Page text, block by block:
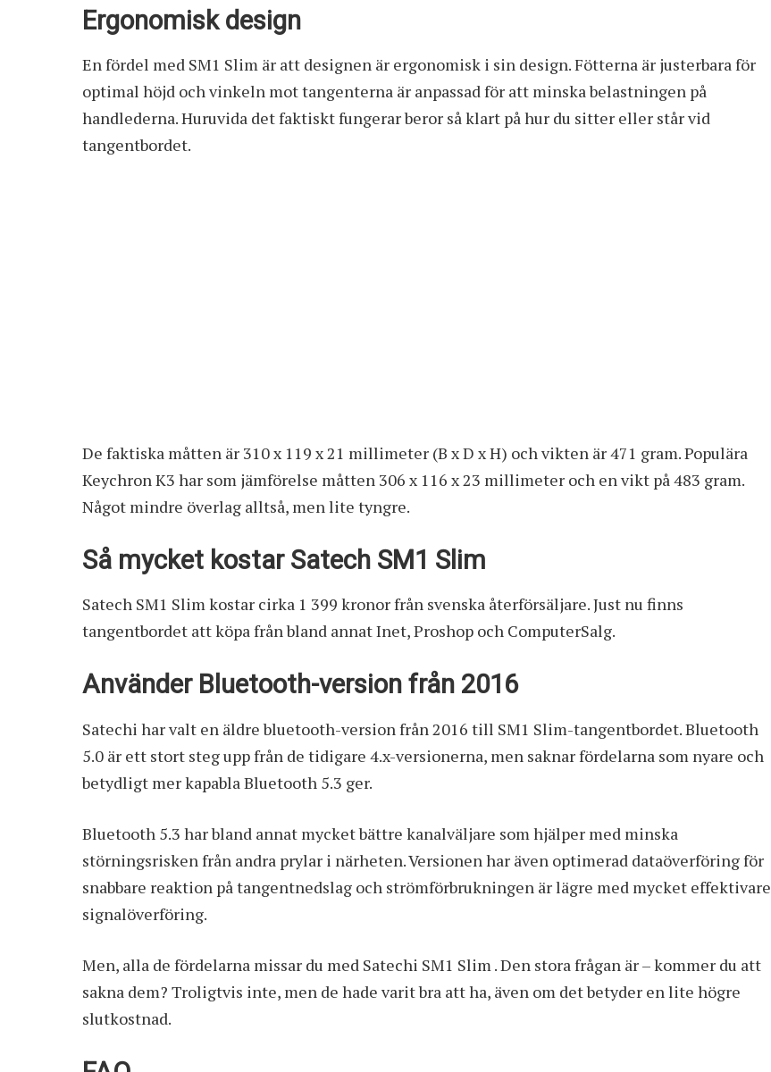
Ergonomisk design
En fördel med SM1 Slim är att designen är ergonomisk i sin design. Fötterna är justerbara för
optimal höjd och vinkeln mot tangenterna är anpassad för att minska belastningen på
handlederna. Huruvida det faktiskt fungerar beror så klart på hur du sitter eller står vid
tangentbordet.
De faktiska måtten är 310 x 119 x 21 millimeter (B x D x H) och vikten är 471 gram. Populära
Keychron K3 har som jämförelse måtten 306 x 116 x 23 millimeter och en vikt på 483 gram.
Något mindre överlag alltså, men lite tyngre.
Så mycket kostar Satech SM1 Slim
Satech SM1 Slim kostar cirka 1 399 kronorfrån svenska återförsäljare. Just nu finns
tangentbordet att köpa från bland annat Inet, Proshop och ComputerSalg.
Använder Bluetooth-version från 2016
Satechi har valt en äldre bluetooth-version från 2016 till SM1 Slim-tangentbordet. Bluetooth
5.0 är ett stort steg upp från de tidigare 4.x-versionerna, men saknar fördelarna som nyare och
betydligt mer kapabla Bluetooth 5.3 ger.
Bluetooth 5.3 har bland annat mycket bättre kanalväljare som hjälper med minska
störningsrisken från andra prylar i närheten. Versionen har även optimerad dataöverföring för
snabbare reaktion på tangentnedslag och strömförbrukningen är lägre med mycket effektivare
signalöverföring.
Men, alla de fördelarna missar du med Satechi SM1 Slim . Den stora frågan är – kommer du att
sakna dem? Troligtvis inte, men de hade varit bra att ha, även om det betyder en lite högre
slutkostnad.